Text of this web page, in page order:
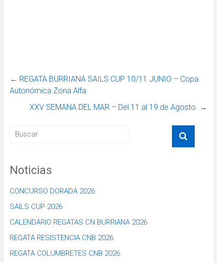
← REGATA BURRIANA SAILS CUP 10/11 JUNIO – Copa
Autonómica Zona Alfa
XXV SEMANA DEL MAR – Del 11 al 19 de Agosto. →
Noticias
CONCURSO DORADA 2026
SAILS CUP 2026
CALENDARIO REGATAS CN BURRIANA 2026
REGATA RESISTENCIA CNB 2026
REGATA COLUMBRETES CNB 2026